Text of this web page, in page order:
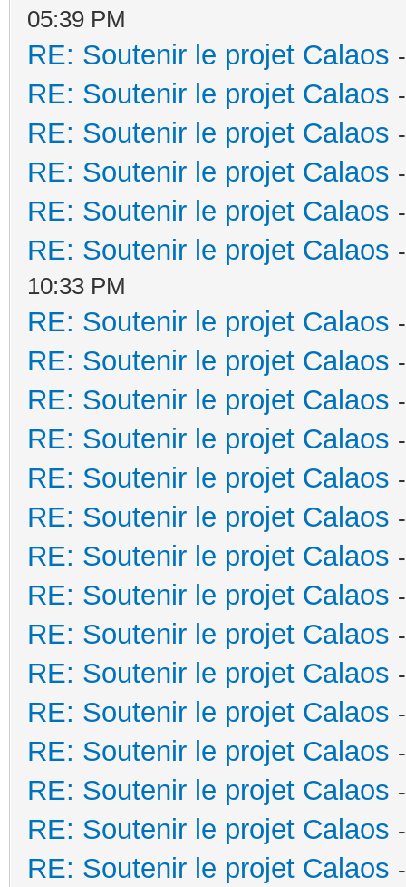
05:39 PM
RE: Soutenir le projet Calaos
RE: Soutenir le projet Calaos
RE: Soutenir le projet Calaos
RE: Soutenir le projet Calaos
RE: Soutenir le projet Calaos
RE: Soutenir le projet Calaos
10:33 PM
RE: Soutenir le projet Calaos
RE: Soutenir le projet Calaos
RE: Soutenir le projet Calaos
RE: Soutenir le projet Calaos
RE: Soutenir le projet Calaos
RE: Soutenir le projet Calaos
RE: Soutenir le projet Calaos
RE: Soutenir le projet Calaos
RE: Soutenir le projet Calaos
RE: Soutenir le projet Calaos
RE: Soutenir le projet Calaos
RE: Soutenir le projet Calaos
RE: Soutenir le projet Calaos
RE: Soutenir le projet Calaos
RE: Soutenir le projet Calaos